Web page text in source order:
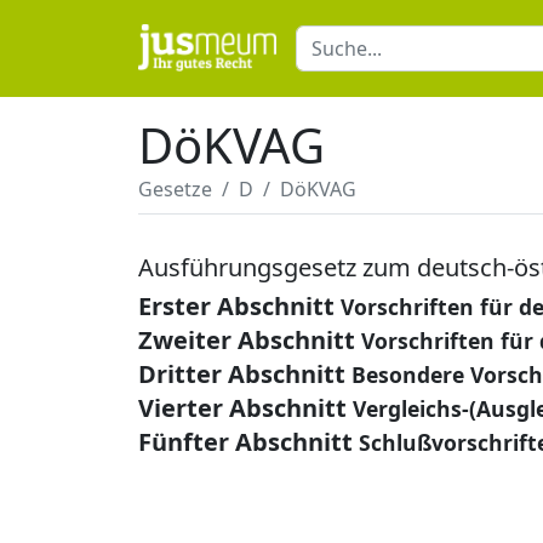
DöKVAG
Gesetze D DöKVAG
Ausführungsgesetz zum deutsch-
Erster Abschnitt Vorschriften für
Zweiter Abschnitt Vorschriften für
Dritter Abschnitt Besondere
Vierter Abschnitt Vergleichs-
Fünfter Abschnitt